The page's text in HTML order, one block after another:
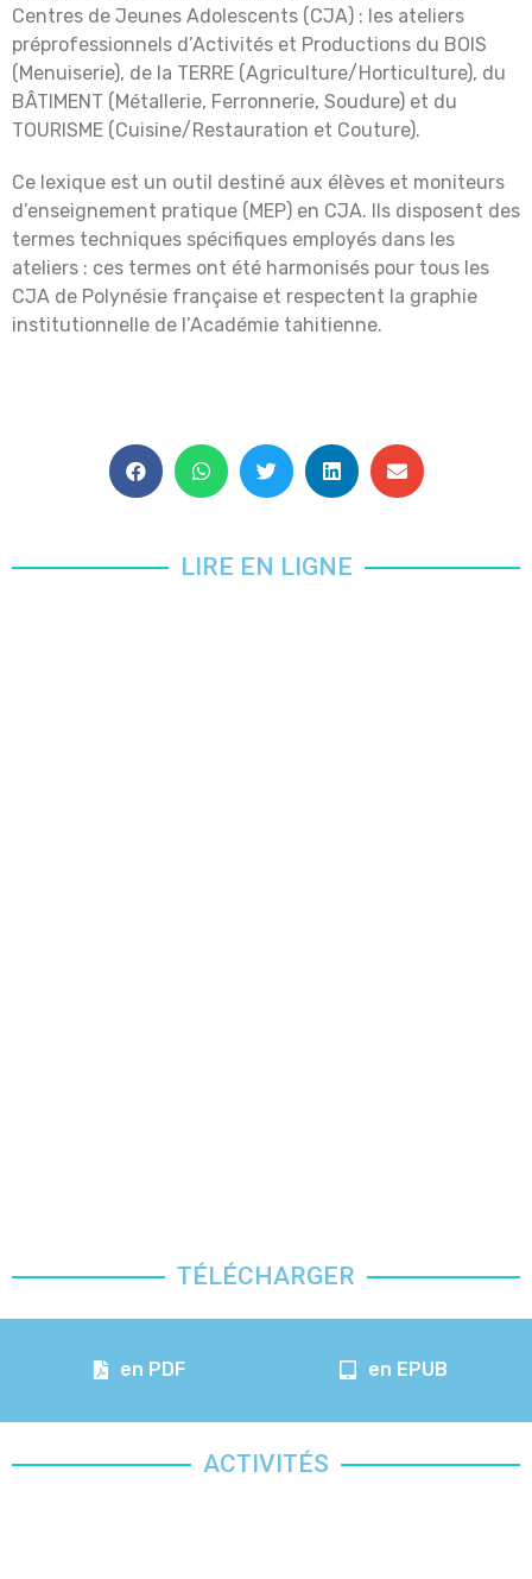
Centres de Jeunes Adolescents (CJA) : les ateliers
préprofessionnels d’Activités et Productions du BOIS
(Menuiserie), de la TERRE (Agriculture/Horticulture), du
BÂTIMENT (Métallerie, Ferronnerie, Soudure) et du
TOURISME (Cuisine/Restauration et Couture).
Ce lexique est un outil destiné aux élèves et moniteurs
d’enseignement pratique (MEP) en CJA. Ils disposent des
termes techniques spécifiques employés dans les
ateliers : ces termes ont été harmonisés pour tous les
CJA de Polynésie française et respectent la graphie
institutionnelle de l’Académie tahitienne.
LIRE EN LIGNE
TÉLÉCHARGER
en PDF en EPUB
ACTIVITÉS